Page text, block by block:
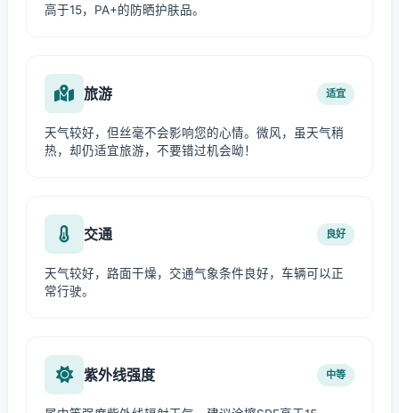
高于15，PA+的防晒护肤品。
旅游 适宜
天气较好，但丝毫不会影响您的心情。微风，虽天气稍
热，却仍适宜旅游，不要错过机会呦！
交通 良好
天气较好，路面干燥，交通气象条件良好，车辆可以正
常行驶。
紫外线强度 中等